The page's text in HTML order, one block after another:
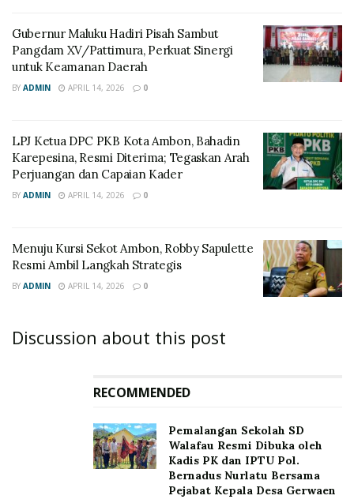
Gubernur Maluku Hadiri Pisah Sambut
Pangdam XV/Pattimura, Perkuat Sinergi
untuk Keamanan Daerah
BY ADMIN APRIL 14, 2026 0
LPJ Ketua DPC PKB Kota Ambon, Bahadin
Karepesina, Resmi Diterima; Tegaskan Arah
Perjuangan dan Capaian Kader
BY ADMIN APRIL 14, 2026 0
Menuju Kursi Sekot Ambon, Robby Sapulette
Resmi Ambil Langkah Strategis
BY ADMIN APRIL 14, 2026 0
Discussion about this post
RECOMMENDED
Pemalangan Sekolah SD
Walafau Resmi Dibuka oleh
Kadis PK dan IPTU Pol.
Bernadus Nurlatu Bersama
Pejabat Kepala Desa Gerwaen